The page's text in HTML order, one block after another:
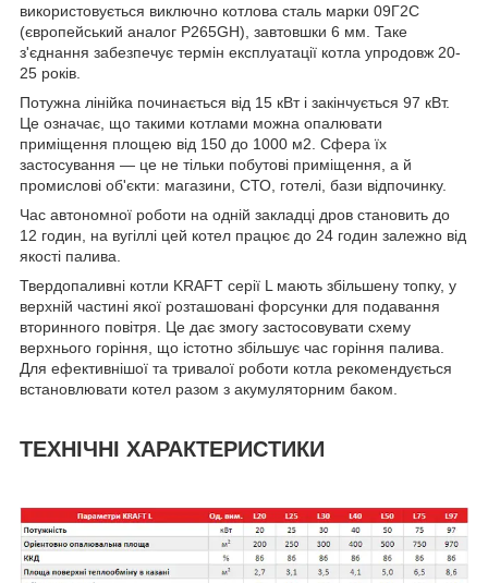
використовується виключно котлова сталь марки 09Г2С
(європейський аналог P265GH), завтовшки 6 мм. Таке
з'єднання забезпечує термін експлуатації котла упродовж 20-
25 років.
Потужна лінійка починається від 15 кВт і закінчується 97 кВт.
Це означає, що такими котлами можна опалювати
приміщення площею від 150 до 1000 м2. Сфера їх
застосування — це не тільки побутові приміщення, а й
промислові об'єкти: магазини, СТО, готелі, бази відпочинку.
Час автономної роботи на одній закладці дров становить до
12 годин, на вугіллі цей котел працює до 24 годин залежно від
якості палива.
Твердопаливні котли KRAFT серії L мають збільшену топку, у
верхній частині якої розташовані форсунки для подавання
вторинного повітря. Це дає змогу застосовувати схему
верхнього горіння, що істотно збільшує час горіння палива.
Для ефективнішої та тривалої роботи котла рекомендується
встановлювати котел разом з акумуляторним баком.
ТЕХНІЧНІ ХАРАКТЕРИСТИКИ